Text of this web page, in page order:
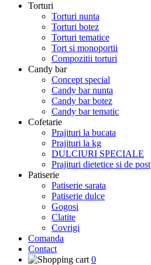
Torturi
Torturi nunta
Torturi botez
Torturi tematice
Tort si monoportii
Compozitii torturi
Candy bar
Concept special
Candy bar nunta
Candy bar botez
Candy bar tematic
Cofetarie
Prajituri la bucata
Prajituri la kg
DULCIURI SPECIALE
Prajituri dietetice si de post
Patiserie
Patiserie sarata
Patiserie dulce
Gogosi
Clatite
Covrigi
Comanda
Contact
0